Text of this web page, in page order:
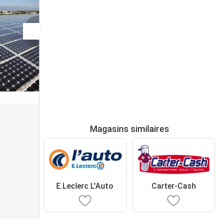
Magasins similaires
E.Leclerc L'Auto Carter-Cash